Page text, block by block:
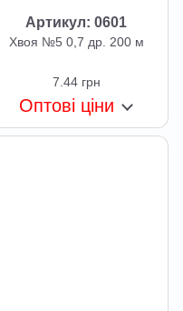
Артикул: 0601
Хвоя №5 0,7 др. 200 м
7.44 грн
Оптові ціни